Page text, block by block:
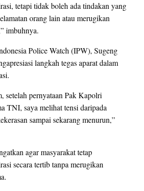
tetapi tidak boleh ada tindakan yang
orang lain atau merugikan
imbuhnya.
Police Watch (IPW), Sugeng
langkah tegas aparat dalam
setelah pernyataan Pak Kapolri
TNI, saya melihat tensi daripada
sampai sekarang menurun,”
agar masyarakat tetap
secara tertib tanpa merugikan